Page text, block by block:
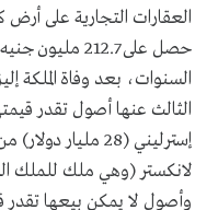
العقارات التجارية على أرض
حصل على 212.7
السنوات، بعد وفاة الملكة
إسترليني (28
لانكستر (وهي ملك للملك
وأصول لا يمكن بيعها تقدر